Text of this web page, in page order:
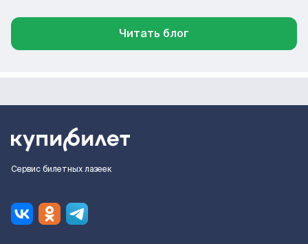
Читать блог
Сервис билетных лазеек